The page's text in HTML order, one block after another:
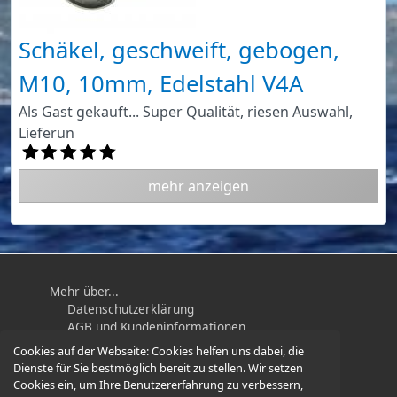
Cookies auf der Webseite:Cookies helfen uns dabei, die
Dienste für Sie bestmöglich bereit zu stellen. Wir setzen
Cookies ein, um Ihre Benutzererfahrung zu verbessern,
Schäkel, geschweift, gebogen,
M10, 10mm, Edelstahl V4A
Als Gast gekauft... Super Qualität, riesen Auswahl,
Lieferun
mehr anzeigen
Mehr über...
Datenschutzerklärung
AGB und Kundeninformationen
Impressum
Widerrufsbelehrung / Muster-
Widerrufsformular